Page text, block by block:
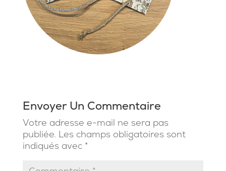
Envoyer Un Commentaire
Votre adresse e-mail ne sera pas
publiée. Les champs obligatoires sont
indiqués avec *